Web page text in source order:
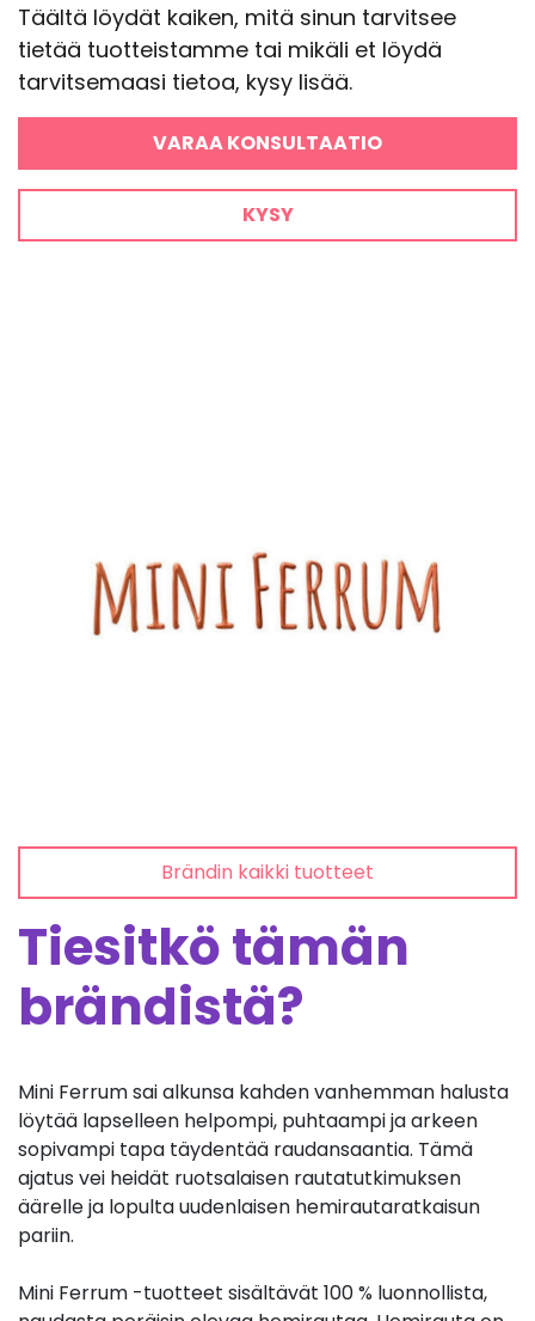
Täältä löydät kaiken, mitä sinun tarvitsee
tietää tuotteistamme tai mikäli et löydä
tarvitsemaasi tietoa, kysy lisää.
VARAA KONSULTAATIO
KYSY
Brändin kaikki tuotteet
Tiesitkö tämän
brändistä?
Mini Ferrum sai alkunsa kahden vanhemman halusta
löytää lapselleen helpompi, puhtaampi ja arkeen
sopivampi tapa täydentää raudansaantia. Tämä
ajatus vei heidät ruotsalaisen rautatutkimuksen
äärelle ja lopulta uudenlaisen hemirautaratkaisun
pariin.
Mini Ferrum -tuotteet sisältävät 100 % luonnollista,